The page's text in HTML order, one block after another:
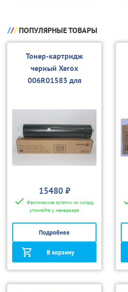
ПОПУЛЯРНЫЕ ТОВАРЫ
Тонер-картридж
черный Xerox
006R01583 для
15480 ₽
Фактические остатки по складу
уточняйте у менеджера
Подробнее
В корзину